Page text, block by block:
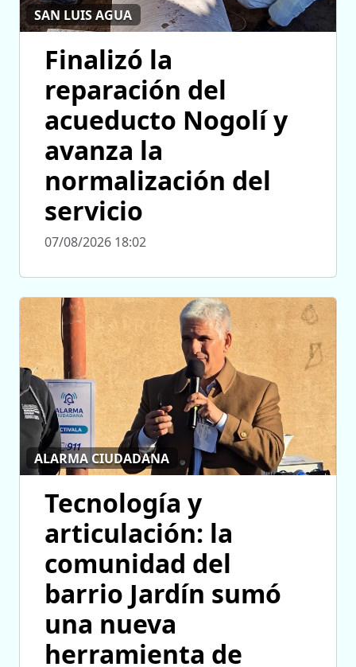
SAN LUIS AGUA
Finalizó la
reparación del
acueducto Nogolí y
avanza la
normalización del
servicio
07/08/2026 18:02
ALARMA CIUDADANA
Tecnología y
articulación: la
comunidad del
barrio Jardín sumó
una nueva
herramienta de